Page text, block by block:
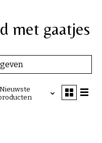
met gaatjes
Nieuwste